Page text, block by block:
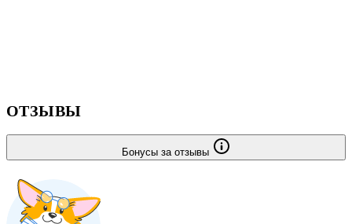
ОТЗЫВЫ
Бонусы за отзывы